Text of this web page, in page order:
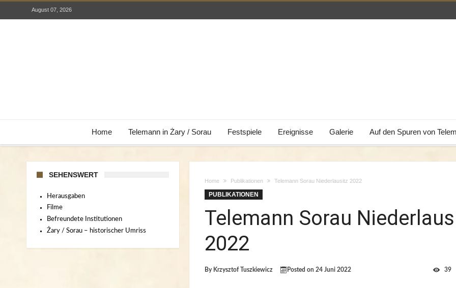
August 07, 2026
Home Telemann in Żary / Sorau Festspiele Ereignisse Galerie Auf den Spuren von
SEHENSWERT
Herausgaben
Filme
Befreundete Institutionen
Żary / Sorau – historischer Umriss
Home Publikationen Telemann Sorau Niederlausitz 2022
PUBLIKATIONEN
Telemann Sorau
2022
By Krzysztof Tuszkiewicz Posted on 24 Juni 2022 39